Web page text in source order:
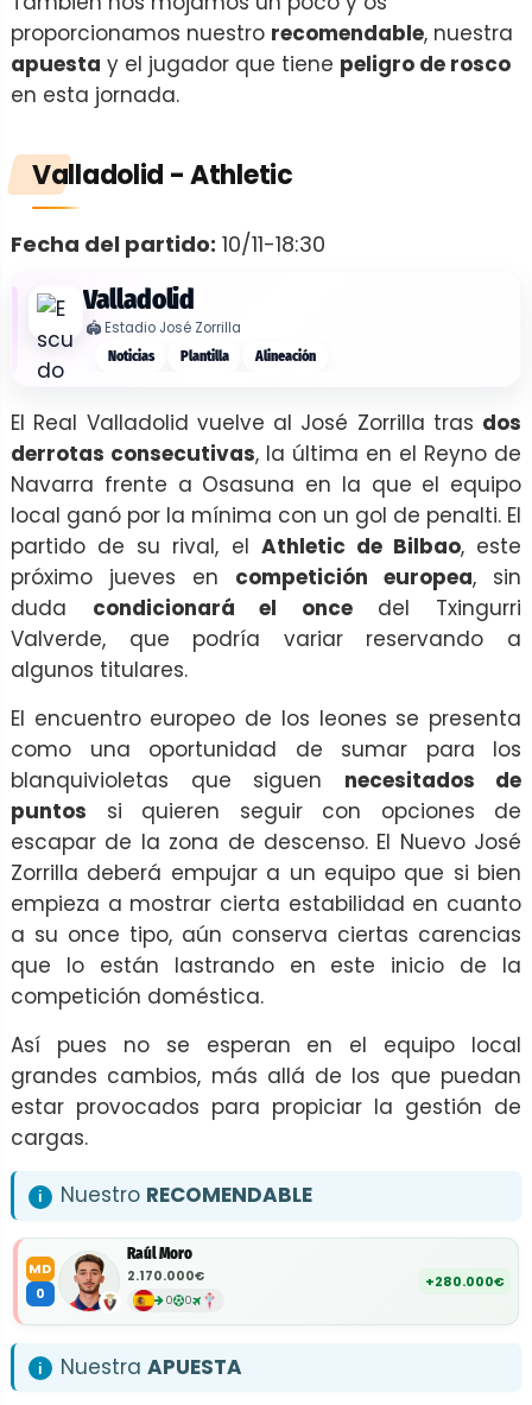
proporcionamos nuestro recomendable, nuestra
apuesta y el jugador que tiene peligro de rosco
en esta jornada.
Valladolid - Athletic
Fecha del partido: 10/11-18:30
Valladolid
🏟️Estadio José Zorrilla
Noticias Plantilla Alineación
El Real Valladolid vuelve al José Zorrilla tras dos
derrotas consecutivas, la última en el Reyno de
Navarra frente a Osasuna en la que el equipo
local ganó por la mínima con un gol de penalti. El
partido de su rival, el Athletic de Bilbao, este
próximo jueves en competición europea, sin
duda condicionará el oncedel Txingurri
Valverde, que podría variar reservando a
algunos titulares.
El encuentro europeo de los leones se presenta
como una oportunidad de sumar para los
blanquivioletas que siguen necesitados de
puntos si quieren seguir con opciones de
escapar de la zona de descenso. El Nuevo José
Zorrilla deberá empujar a un equipo que si bien
empieza a mostrar cierta estabilidad en cuanto
a su once tipo, aún conserva ciertas carencias
que lo están lastrando en este inicio de la
competición doméstica.
Así pues no se esperan en el equipo local
grandes cambios, más allá de los que puedan
estar provocados para propiciar la gestión de
cargas.
Nuestro RECOMENDABLE
MD
0
Raúl Moro
2.170.000€
0 0
+280.000€
Nuestra APUESTA